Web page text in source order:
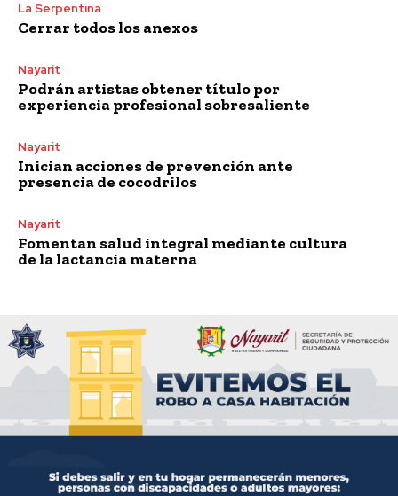
La Serpentina
Cerrar todos los anexos
Nayarit
Podrán artistas obtener título por
experiencia profesional sobresaliente
Nayarit
Inician acciones de prevención ante
presencia de cocodrilos
Nayarit
Fomentan salud integral mediante cultura
de la lactancia materna